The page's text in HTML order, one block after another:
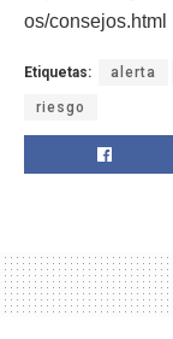
os/consejos.html
Etiquetas: alerta
riesgo